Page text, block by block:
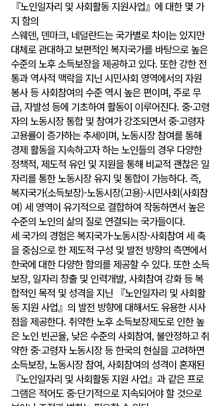
『노인일자리 및 사회활동 지원사업』에 대한 몇 가
지 함의
스웨덴, 덴마크, 네덜란드는 국가별로 차이는 있지만
대체로 관대하고 보편적인 복지국가를 바탕으로 높은
수준의 노후 소득보장을 제공하고 있다. 또한 강한 전
통과 역사적 맥락을 지닌 시민사회 영역에서의 자원
봉사 등 사회참여의 수준 역시 높은 편이며, 주로 무
급, 자발성 등에 기초하여 활동이 이루어진다. 중·고령
자의 노동시장 통합 및 참여가 강조되면서 중·고령자
고용률이 증가하는 추세이며, 노동시장 참여를 통해
경제 활동을 지속하고자 하는 노인들의 경우 다양한
정책적, 제도적 유인 및 지원을 통해 비교적 괜찮은 일
자리를 통한 노동시장 유지 및 통합이 가능하다. 즉,
복지국가(소득보장)-노동시장(고용)-시민사회(사회참
여) 세 영역이 유기적으로 결합하여 작동하면서 높은
수준의 노인의 삶의 질로 연결되는 국가들이다.
세 국가의 경험은 복지국가-노동시장-사회참여 세 축
을 중심으로 한 제도적 구성 및 발전 방향의 측면에서
한국에 대한 다양한 함의를 제공할 수 있다. 또한 소득
보장, 일자리 창출 및 인력개발, 사회참여 강화 등 복
합적인 목적 및 성격을 지닌 『노인일자리 및 사회활
동 지원 사업』의 발전 방향에 대해서도 유용한 시사
점을 제공한다. 취약한 노후 소득보장제도로 인한 높
은 노인 빈곤율, 낮은 수준의 사회참여, 불안정하고 취
약한 중·고령자 노동시장 등 한국의 현실을 고려하면
소득보장, 노동시장 참여, 사회참여의 성격이 혼재된
『노인일자리 및 사회활동 지원 사업』과 같은 프로
그램은 적어도 중·단기적으로 지속되어야 할 것으로